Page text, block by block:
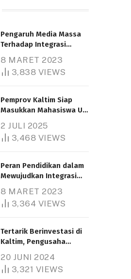
Pengaruh Media Massa
Terhadap Integrasi
8 MARET 2023
3,838 VIEWS
Pemprov Kaltim Siap
Masukkan Mahasiswa UT
Bantuan Pendidikan
Gratispol
2 JULI 2025
3,468 VIEWS
Peran Pendidikan dalam
Mewujudkan Integrasi
8 MARET 2023
3,364 VIEWS
Tertarik Berinvestasi di
Kaltim, Pengusaha
1.000 Hektare
20 JUNI 2024
3,321 VIEWS